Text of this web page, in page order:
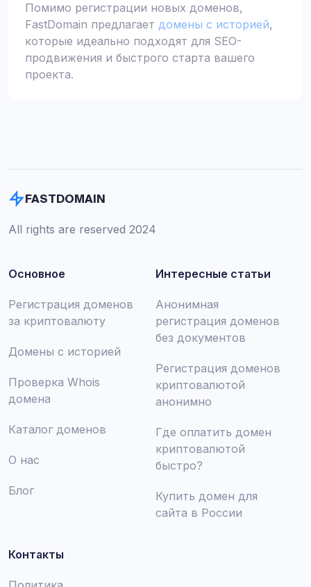
Помимо регистрации новых доменов,
FastDomain предлагает домены с историей,
которые идеально подходят для SEO-
продвижения и быстрого старта вашего
проекта.
FASTDOMAIN
All rights are reserved 2024
Основное
Регистрация доменов
за криптовалюту
Домены с историей
Проверка Whois
домена
Каталог доменов
О нас
Блог
Интересные статьи
Анонимная
регистрация доменов
без документов
Регистрация доменов
криптовалютой
анонимно
Где оплатить домен
криптовалютой
быстро?
Купить домен для
сайта в России
Контакты